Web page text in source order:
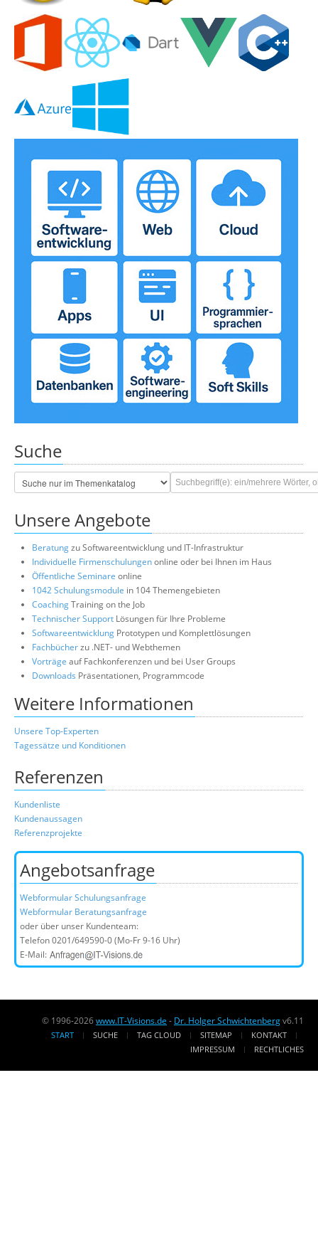
Suche
Unsere Angebote
Beratungzu Softwareentwicklung und IT-Infrastruktur
Individuelle Firmenschulungenonline oder bei Ihnen im Haus
Öffentliche Seminare online
1042 Schulungsmodule in 104 Themengebieten
CoachingTraining on the Job
Technischer Support Lösungen für Ihre Probleme
Softwareentwicklung Prototypen und Komplettlösungen
Fachbücherzu .NET- und Webthemen
Vorträge auf Fachkonferenzen und bei User Groups
Downloads Präsentationen, Programmcode
Weitere Informationen
Unsere Top-Experten
Tagessätze und Konditionen
Referenzen
Kundenliste
Kundenaussagen
Referenzprojekte
Angebotsanfrage
Webformular Schulungsanfrage
Webformular Beratungsanfrage
oder über unser Kundenteam:
Telefon0201/649590-0(Mo-Fr 9-16 Uhr)
E-Mail:
© 1996-2026www.IT-Visions.de - Dr. Holger Schwichtenbergv6.11
START SUCHE TAG CLOUD SITEMAP
KONTAKT
IMPRESSUM
RECHTLICHES